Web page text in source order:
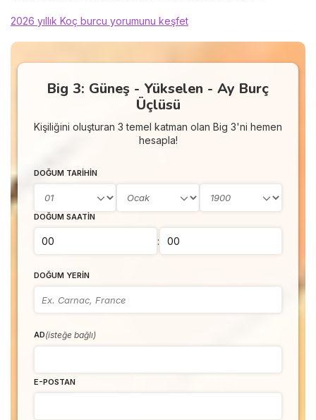
2026 yıllık Koç burcu yorumunu keşfet
Big 3: Güneş - Yükselen - Ay Burç
Üçlüsü
Kişiliğini oluşturan 3 temel katman olan Big 3'ni hemen
hesapla!
DOĞUM TARIHIN
DOĞUM SAATIN
:
DOĞUM YERIN
AD(isteğe bağlı)
E-POSTAN